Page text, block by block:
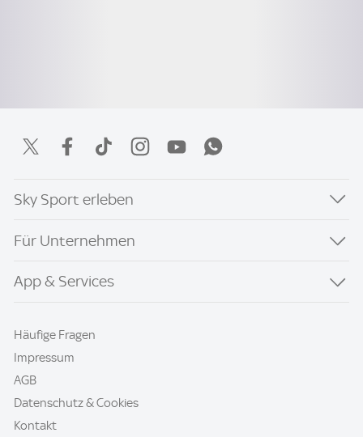
Sky Sport erleben
Für Unternehmen
App & Services
Häufige Fragen
Impressum
AGB
Datenschutz & Cookies
Kontakt